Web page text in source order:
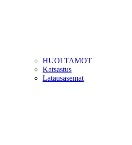
HUOLTAMOT
Katsastus
Latausasemat